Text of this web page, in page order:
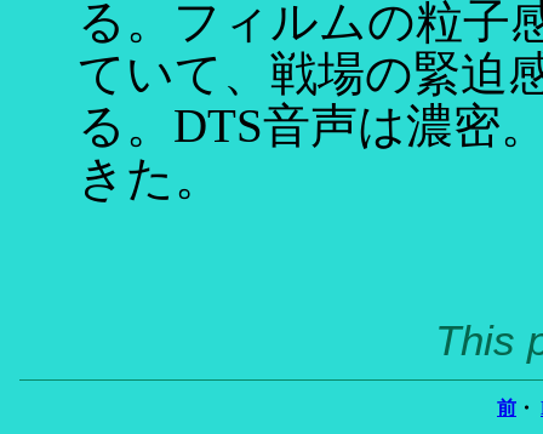
る。フィルムの粒子
ていて、戦場の緊迫
る。DTS音声は濃密
きた。
This
前 ・